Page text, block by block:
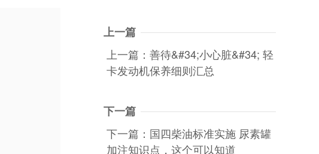
上一篇
上一篇：善待&#34;小心脏&#34; 轻
卡发动机保养细则汇总
下一篇
下一篇：国四柴油标准实施 尿素罐
加注知识点，这个可以知道